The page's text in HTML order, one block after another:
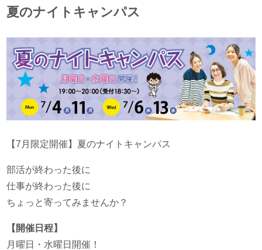
夏のナイトキャンパス
【7月限定開催】夏のナイトキャンパス
部活が終わった後に
仕事が終わった後に
ちょっと寄ってみませんか？
【開催日程】
月曜日・水曜日開催！